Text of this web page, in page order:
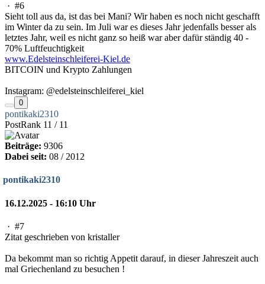
· #6
Sieht toll aus da, ist das bei Mani? Wir haben es noch nicht geschafft
im Winter da zu sein. Im Juli war es dieses Jahr jedenfalls besser als
letztes Jahr, weil es nicht ganz so heiß war aber dafür ständig 40 -
70% Luftfeuchtigkeit
www.Edelsteinschleiferei-Kiel.de
BITCOIN und Krypto Zahlungen
Instagram: @edelsteinschleiferei_kiel
0
pontikaki2310
PostRank 11 / 11
Beiträge: 9306
Dabei seit: 08 / 2012
pontikaki2310
16.12.2025 - 16:10 Uhr
· #7
Zitat geschrieben von kristaller
Da bekommt man so richtig Appetit darauf, in dieser Jahreszeit auch
mal Griechenland zu besuchen !